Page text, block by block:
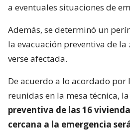
a eventuales situaciones de
Además, se determinó un
la evacuación preventiva de
verse afectada.
De acuerdo a lo acordado
reunidas en la mesa técnica, la
preventiva de las 16
cercana a la emergencia